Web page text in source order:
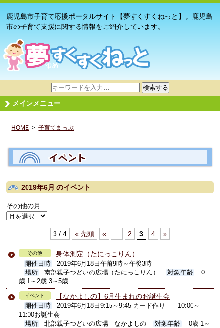
鹿児島市子育て応援ポータルサイト【夢すくすくねっと】。鹿児島
市の子育て支援に関する情報をご紹介しています。
サ
イ
ト
検
検索する
メインメニュー
HOME >子育てまっぷ
2019年6月のイベント
その他の月
3 / 4 « 先頭 « ... 2 3 4 »
その他 身体測定（たにっこりん）
開催日時
2019年6月18日午前9時～午後3時
場所
南部親子つどいの広場（たにっこりん） 対象年齢
0
歳 1～2歳 3～5歳
イベント 【なかよしの】6月生まれのお誕生会
開催日時
2019年6月18日9:15～9:45 カード作り 10:00～
11:00お誕生会
場所
北部親子つどいの広場 なかよしの 対象年齢
0歳 1～